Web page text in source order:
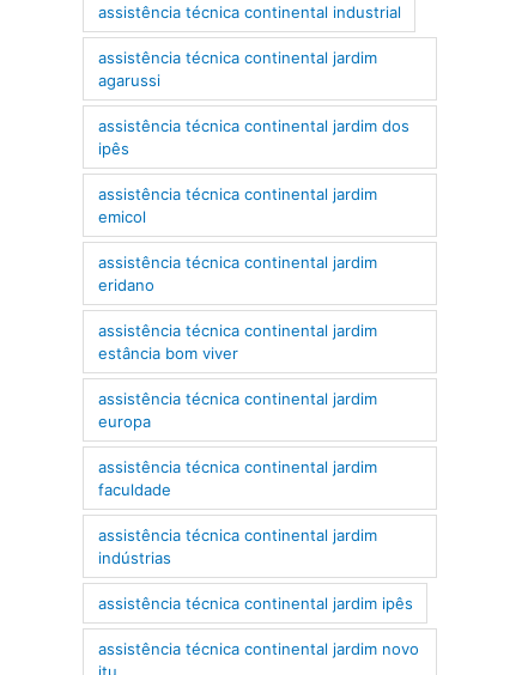
assistência técnica continental industrial
assistência técnica continental jardim
agarussi
assistência técnica continental jardim dos
ipês
assistência técnica continental jardim
emicol
assistência técnica continental jardim
eridano
assistência técnica continental jardim
estância bom viver
assistência técnica continental jardim
europa
assistência técnica continental jardim
faculdade
assistência técnica continental jardim
indústrias
assistência técnica continental jardim ipês
assistência técnica continental jardim novo
itu